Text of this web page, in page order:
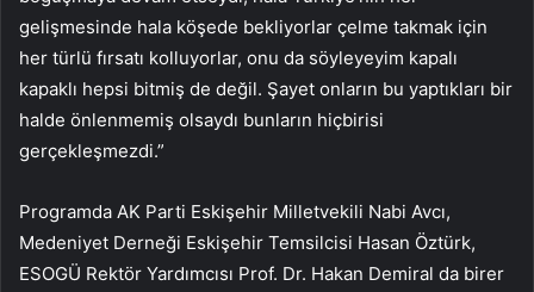
gelişmesinde hala köşede bekliyorlar çelme takmak için
her türlü fırsatı kolluyorlar, onu da söyleyeyim kapalı
kapaklı hepsi bitmiş de değil. Şayet onların bu yaptıkları bir
halde önlenmemiş olsaydı bunların hiçbirisi
gerçekleşmezdi.”
Programda AK Parti Eskişehir Milletvekili Nabi Avcı,
Medeniyet Derneği Eskişehir Temsilcisi Hasan Öztürk,
ESOGÜ Rektör Yardımcısı Prof. Dr. Hakan Demiral da birer